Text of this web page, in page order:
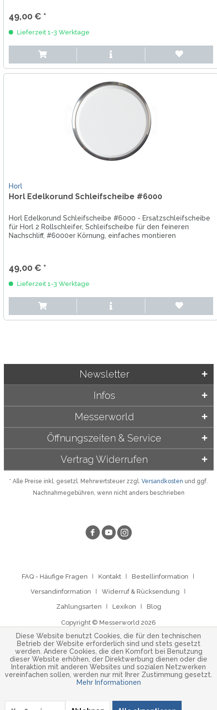
49,00 € *
Lieferzeit 1-3 Werktage
Horl
Horl Edelkorund Schleifscheibe #6000
Horl Edelkorund Schleifscheibe #6000 - Ersatzschleifscheibe
für Horl 2 Rollschleifer, Schleifscheibe für den feineren
Nachschliff, #6000er Körnung, einfaches montieren
49,00 € *
Lieferzeit 1-3 Werktage
Öffnungszeiten & Service
Infos
Messerworld
Newsletter
Vertrag Widerrufen
* Alle Preise inkl. gesetzl. Mehrwertsteuer zzgl. Versandkosten und ggf.
Nachnahmegebühren, wenn nicht anders beschrieben
FAQ - Häufige Fragen Kontakt Bestellinformation
Versandinformation Widerruf & Rücksendung
Zahlungsarten Lexikon Blog
Copyright © Messerworld 2026
Diese Website benutzt Cookies, die für den technischen
Betrieb der Website erforderlich sind und stets gesetzt
werden. Andere Cookies, die den Komfort bei Benutzung
dieser Website erhöhen, der Direktwerbung dienen oder die
Interaktion mit anderen Websites und sozialen Netzwerken
vereinfachen sollen, werden nur mit Ihrer Zustimmung gesetzt.
Mehr Informationen